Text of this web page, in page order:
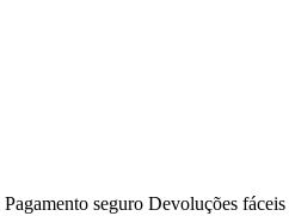
Pagamento seguro Devoluções fáceis